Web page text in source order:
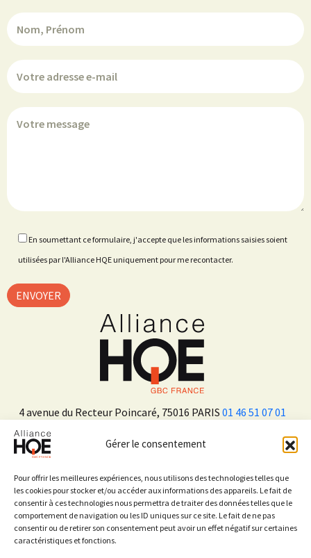
Gérer le consentement
Pour offrir les meilleures expériences, nous utilisons des technologies telles que
les cookies pour stocker et/ou accéder aux informations des appareils. Le fait de
consentir à ces technologies nous permettra de traiter des données telles que le
comportement de navigation ou les ID uniques sur ce site. Le fait de ne pas
consentir ou de retirer son consentement peut avoir un effet négatif sur certaines
caractéristiques et fonctions.
4 avenue du Recteur Poincaré, 75016 PARIS 01 46 51 07 01
Sur les réseaux sociaux
En soumettant ce formulaire, j'accepte que les informations saisies soient
utilisées par l'Alliance HQE uniquement pour me recontacter.